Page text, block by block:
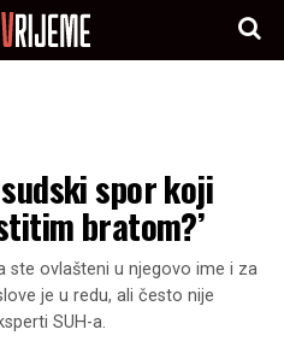
spor koji
bratom?’
ste ovlašteni u njegovo ime i za
je u redu, ali često nije
SUH-a.